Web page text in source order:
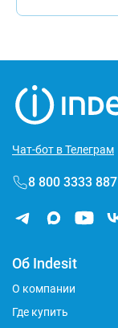
Чат-бот в Телеграм
8 800 3333 887
Об Indesit
О компании
Где купить